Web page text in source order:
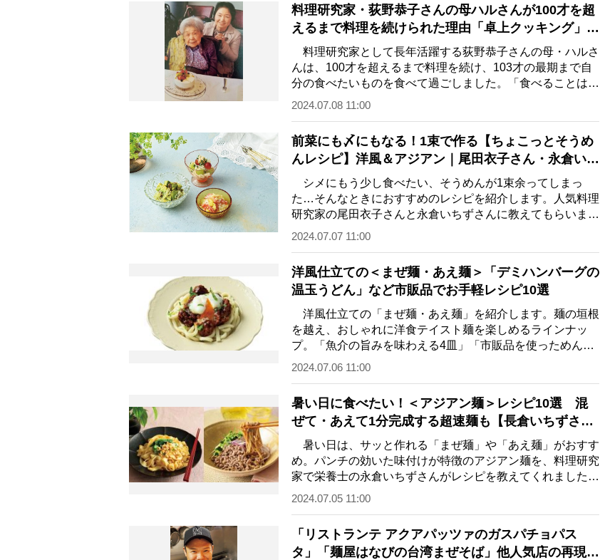
料理研究家・荻野恭子さんの母ハルさんが100才を超
えるまで料理を続けられた理由「卓上クッキング」4
つの秘密
料理研究家として長年活躍する荻野恭子さんの母・ハルさ
んは、100才を超えるまで料理を続け、103才の最期まで自
分の食べたいものを食べて過ごしました。「食べることは、
生きること」を実践したハルさんと共に構…
2024.07.08 11:00
前菜にも〆にもなる！1束で作る【ちょこっとそうめ
んレシピ】洋風＆アジアン｜尾田衣子さん・永倉いち
ずさん
シメにもう少し食べたい、そうめんが1束余ってしまっ
た…そんなときにおすすめのレシピを紹介します。人気料理
研究家の尾田衣子さんと永倉いちずさんに教えてもらいまし
た。盛り付けを工夫すれば、おしゃれで気分…
2024.07.07 11:00
洋風仕立ての＜まぜ麺・あえ麺＞「デミハンバーグの
温玉うどん」など市販品でお手軽レシピ10選
洋風仕立ての「まぜ麺・あえ麺」を紹介します。麺の垣根
を越え、おしゃれに洋食テイスト麺を楽しめるラインナッ
プ。「魚介の旨みを味わえる4皿」「市販品を使っためんど
ういらずのクイック麺」を料理研究家・オリ…
2024.07.06 11:00
暑い日に食べたい！＜アジアン麺＞レシピ10選 混
ぜて・あえて1分完成する超速麺も【長倉いちずさ
ん】
暑い日は、サッと作れる「まぜ麺」や「あえ麺」がおすす
め。パンチの効いた味付けが特徴のアジアン麺を、料理研究
家で栄養士の永倉いちずさんがレシピを教えてくれました。
各国の個性あふれる麺のおいしさを“いい…
2024.07.05 11:00
「リストランテ アクアパッツァのガスパチョパス
タ」「麺屋はなびの台湾まぜそば」他人気店の再現レ